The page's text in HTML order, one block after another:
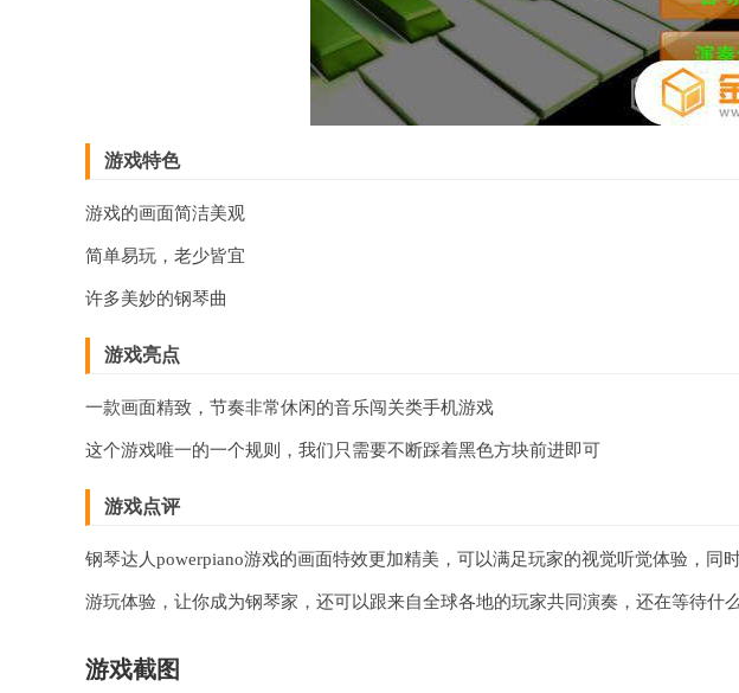
游戏特色
游戏的画面简洁美观
简单易玩，老少皆宜
许多美妙的钢琴曲
游戏亮点
一款画面精致，节奏非常休闲的音乐闯关类手机游戏
这个游戏唯一的一个规则，我们只需要不断踩着黑色方块前进即可
游戏点评
钢琴达人powerpiano游戏的画面特效更加精美，可以满足玩家的视觉听觉体验，同
游玩体验，让你成为钢琴家，还可以跟来自全球各地的玩家共同演奏，还在等待什
游戏截图